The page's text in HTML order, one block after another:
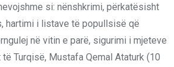
si: nënshkrimi, përkatësisht
hartimi i listave të popullsisë që
në vitin e parë, sigurimi i mjeteve
Turqisë, Mustafa Qemal Ataturk (10